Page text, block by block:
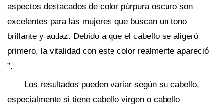
aspectos destacados de color púrpura oscuro son
excelentes para las mujeres que buscan un tono
brillante y audaz. Debido a que el cabello se aligeró
primero, la vitalidad con este color realmente apareció
”.
Los resultados pueden variar según su cabello,
especialmente si tiene cabello virgen o cabello